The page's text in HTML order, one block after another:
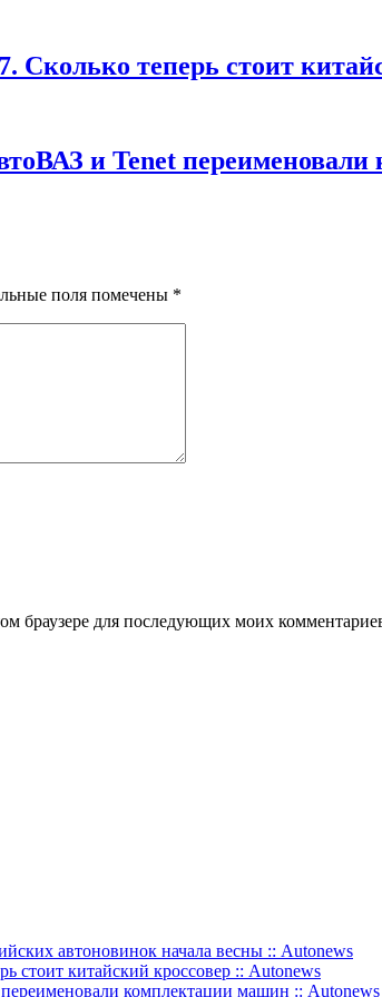
Сколько теперь стоит
и Tenet
поля помечены *
браузере для последующих моих
автоновинок начала весны :: Autonews
стоит китайский кроссовер :: Autonews
комплектации машин :: Autonews